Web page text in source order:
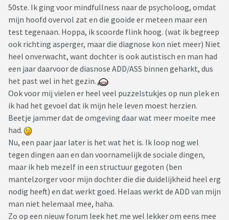
50ste. Ik ging voor mindfullness naar de psycholoog, omdat
mijn hoofd overvol zat en die gooide er meteen maar een
test tegenaan. Hoppa, ik scoorde flink hoog. (wat ik begreep
ook richting asperger, maar die diagnose kon niet meer) Niet
heel onverwacht, want dochter is ook autistisch en man had
een jaar daarvoor de diasnose ADD/ASS binnen geharkt, dus
het past wel in het gezin.
Ook voor mij vielen er heel veel puzzelstukjes op nun plek en
ik had het gevoel dat ik mijn hele leven moest herzien.
Beetje jammer dat de omgeving daar wat meer moeite mee
had.
Nu, een paar jaar later is het wat het is. Ik loop nog wel
tegen dingen aan en dan voornamelijk de sociale dingen,
maar ik heb mezelf in een structuur gegoten (ben
mantelzorger voor mijn dochter die die duidelijkheid heel erg
nodig heeft) en dat werkt goed. Helaas werkt de ADD van mijn
man niet helemaal mee, haha.
Zo op een nieuw forum leek het me wel lekker om eens mee